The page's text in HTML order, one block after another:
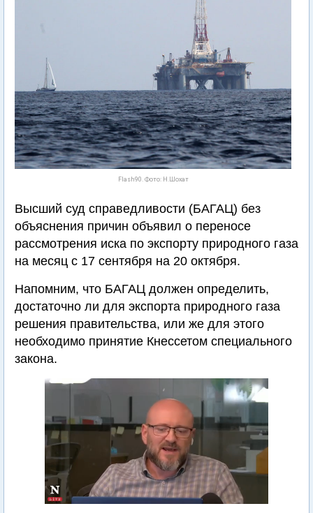
Flash90. Фото: Н.Шохат
Высший суд справедливости (БАГАЦ) без
объяснения причин объявил о переносе
рассмотрения иска по экспорту природного газа
на месяц с 17 сентября на 20 октября.
Напомним, что БАГАЦ должен определить,
достаточно ли для экспорта природного газа
решения правительства, или же для этого
необходимо принятие Кнессетом специального
закона.